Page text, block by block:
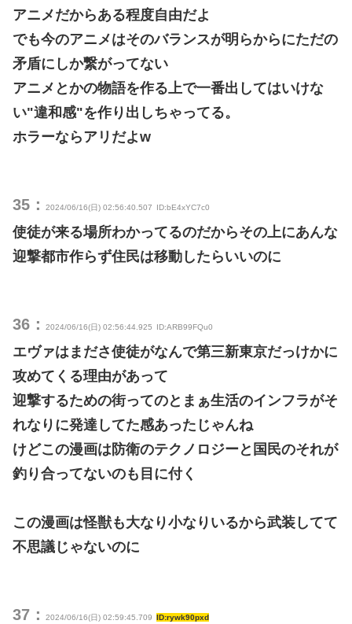
アニメだからある程度自由だよ
でも今のアニメはそのバランスが明らからにただの
矛盾にしか繋がってない
アニメとかの物語を作る上で一番出してはいけな
い"違和感"を作り出しちゃってる。
ホラーならアリだよw
35： 2024/06/16(日) 02:56:40.507 ID:bE4xYC7c0
使徒が来る場所わかってるのだからその上にあんな
迎撃都市作らず住民は移動したらいいのに
36： 2024/06/16(日) 02:56:44.925 ID:ARB99FQu0
エヴァはまださ使徒がなんで第三新東京だっけかに
攻めてくる理由があって
迎撃するための街ってのとまぁ生活のインフラがそ
れなりに発達してた感あったじゃんね
けどこの漫画は防衛のテクノロジーと国民のそれが
釣り合ってないのも目に付く
この漫画は怪獣も大なり小なりいるから武装してて
不思議じゃないのに
37： 2024/06/16(日) 02:59:45.709 ID:rywk90pxd